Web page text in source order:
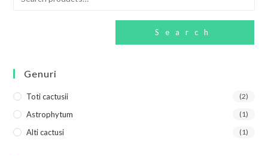
Search
Genuri
Toti cactusii (2)
Astrophytum (1)
Alti cactusi (1)